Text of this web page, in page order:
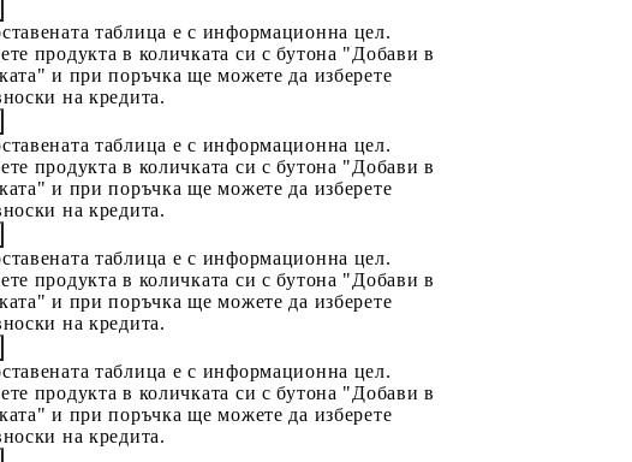
таблица е с информационна цел.
продукта в количката си с бутона "Добави в
и при поръчка ще можете да изберете
на кредита.
таблица е с информационна цел.
продукта в количката си с бутона "Добави в
и при поръчка ще можете да изберете
на кредита.
таблица е с информационна цел.
продукта в количката си с бутона "Добави в
и при поръчка ще можете да изберете
на кредита.
таблица е с информационна цел.
продукта в количката си с бутона "Добави в
и при поръчка ще можете да изберете
на кредита.